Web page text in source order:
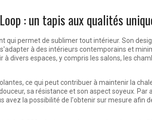
: un tapis aux qualités
qui permet de sublimer tout intérieur. Son
à des intérieurs contemporains et
à divers espaces, y compris les salons, les
ce qui peut contribuer à maintenir la
sa résistance et son aspect soyeux. Par
avez la possibilité de l'obtenir sur mesure afin